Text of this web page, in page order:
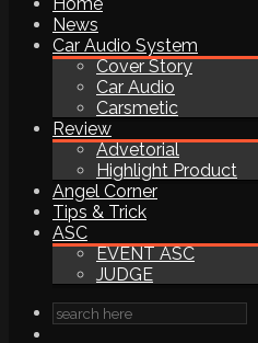
News
Car Audio System
Cover Story
Car Audio
Carsmetic
Review
Advetorial
Highlight Product
Angel Corner
Tips & Trick
ASC
EVENT ASC
JUDGE